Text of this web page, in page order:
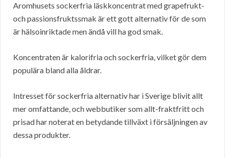
Aromhusets sockerfria läskkoncentrat med grapefrukt-
och passionsfruktssmak är ett gott alternativ för de som
är hälsoinriktade men ändå vill ha god smak.
Koncentraten är kalorifria och sockerfria, vilket gör dem
populära bland alla åldrar.
Intresset för sockerfria alternativ har i Sverige blivit allt
mer omfattande, och webbutiker som allt-fraktfritt och
prisad har noterat en betydande tillväxt i försäljningen av
dessa produkter.